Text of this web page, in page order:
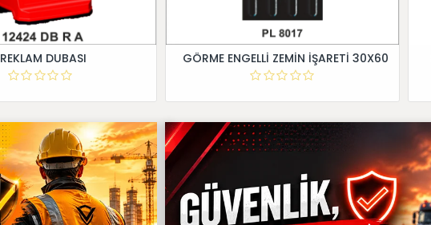
REKLAM DUBASI GÖRME ENGELLİ ZEMİN İŞARETİ 30X60